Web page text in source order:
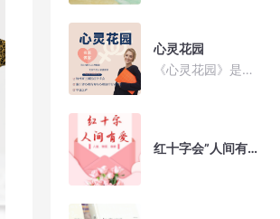
心灵花园
《心灵花园》是由杭州市上城区红十字会、浙江省心理咨询与心理治疗行业协会和华语之声联合推出的一档关注当代人心理健康和情感需求的专题访谈节目，每期选取不同的热点话题，普及心理健康知识
红十字会”人间有爱“专题节目